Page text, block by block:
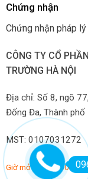
Chứng nhận
Chứng nhận pháp lý
CÔNG TY CỔ
TRƯỜNG HÀ NỘI
Địa chỉ: Số 8, ngõ
Đống Đa, Thành phố
MST: 0107031272
Giờ mở hàng: 7:00-